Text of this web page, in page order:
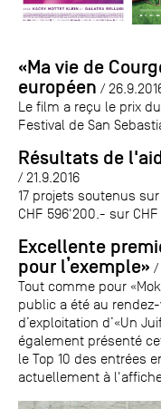
«Ma vie de
européen /
Le film a reçu le prix
Festival de San
Résultats de
/ 21.9.2016
17 projets soutenus
CHF 596'200.- sur
Excellente
pour l’exemple» /
Tout comme pour
public a été au
d’exploitation d’«Un
également présenté
le Top 10 des entrées
actuellement à